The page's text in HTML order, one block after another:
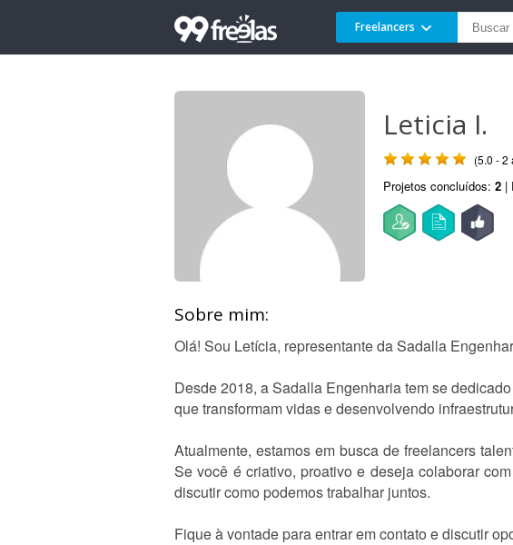
Freelancers
Leticia I.
(5.0 - 2
Projetos concluídos: 2 |
Sobre mim:
Olá! Sou Letícia, representante da Sadalla
Desde 2018, a Sadalla Engenharia tem se
que transformam vidas e desenvolvendo
Atualmente, estamos em busca de freelancers
Se você é criativo, proativo e deseja colaborar
discutir como podemos trabalhar juntos.
Fique à vontade para entrar em contato e discutir